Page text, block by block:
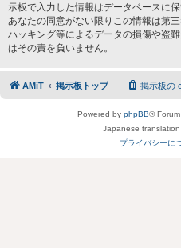
示板で入力した情報はデータベースに
あなたの同意がない限りこの情報は第
ハッキング等によるデータの損傷や盗
はその責を負いません。
AMiT 掲示板トップ 掲示板の
Powered by phpBB®
Japanese
プライバシーに